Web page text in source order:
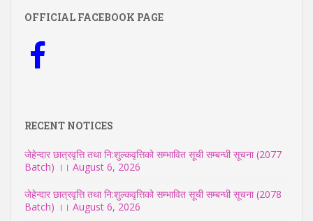
OFFICIAL FACEBOOK PAGE
RECENT NOTICES
जेहेन्दार छात्रवृत्ति तथा नि:शुल्कवृत्तिको सम्भावित सूची सम्बन्धी सूचना (2077
Batch) ।। August 6, 2026
जेहेन्दार छात्रवृत्ति तथा नि:शुल्कवृत्तिको सम्भावित सूची सम्बन्धी सूचना (2078
Batch) ।। August 6, 2026